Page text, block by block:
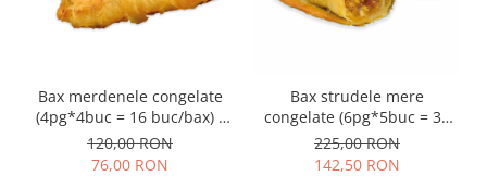
Snack-uri sărate
Grisine
Produse de gătit
Bax merdenele congelate
(4pg*4buc = 16 buc/bax) -
(16buc*107g/buc =
1.7kg/bax)
120,00 RON
76,00 RON
Bax strudele mere
congelate (6pg*5buc = 30
buc/bax) - (30buc*105g/buc
= 3.15kg/bax)
225,00 RON
142,50 RON